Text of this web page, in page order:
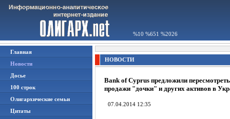
%10 %651 %2026
Главная
Новости
Досье
100 строк
Олигархические семьи
Цитаты
НОВОСТИ
Bank of Cyprus предложили
продажи "дочки" и других активов в
07.04.2014 12:35